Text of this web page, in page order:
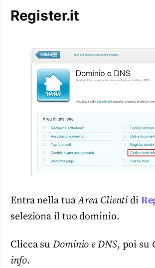
Register.it
Entra nella tuaArea Clienti di
seleziona il tuo dominio.
Clicca su Dominio e DNS, poi su
info.